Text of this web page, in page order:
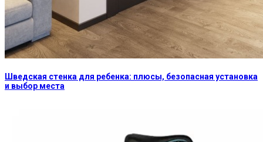
Шведская стенка для ребенка: плюсы, безопасная установка
и выбор места